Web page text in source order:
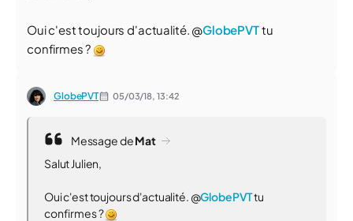
Oui c'est toujours d'actualité. @GlobePVTtu
confirmes ?
GlobePVT 05/03/18, 13:42
Message deMat
Salut Julien,
Oui c'est toujours d'actualité. @GlobePVTtu
confirmes ?